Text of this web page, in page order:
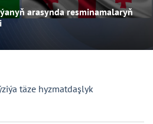
arasynda resminamalaryň
täze hyzmatdaşlyk